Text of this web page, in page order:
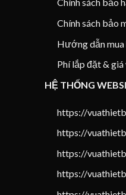
Chính sách bảo
Chính sách bảo
Hướng dẫn mua
Phí lắp đặt &
HỆ THỐNG
https://
https://
https://
https://